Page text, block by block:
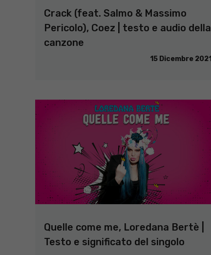
Crack (feat. Salmo & Massimo
Pericolo), Coez | testo e audio della
canzone
15 Dicembre 2021
Quelle come me, Loredana Bertè |
Testo e significato del singolo